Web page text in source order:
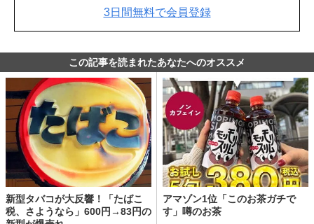
3日間無料で会員登録
この記事を読まれたあなたへのオススメ
新型タバコが大反響！「たばこ
税、さようなら」600円→83円の
アマゾン1位「このお茶ガチで
す」噂のお茶